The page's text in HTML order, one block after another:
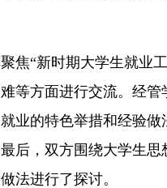
焦“新时期大学生就业
等方面进行交流。经
业的特色举措和经验
后，双方围绕大学生
法进行了探讨。